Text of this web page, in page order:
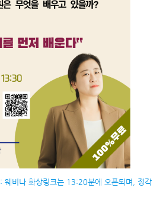
: 웨비나 화상링크는 13:20분에 오픈되며, 정각